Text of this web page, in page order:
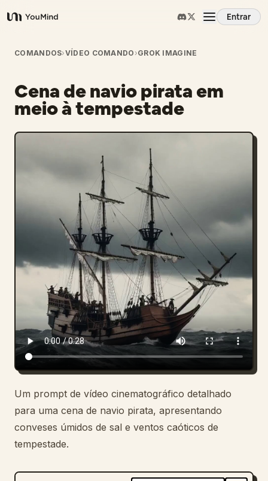
YouMind
Entrar
Visão Geral
Casos de Uso
Habilidades
Prompts
Preços
Atualizações
COMANDOS›VÍDEO COMANDO ›GROK IMAGINE
Cena de navio pirata em
meio à tempestade
Um prompt de vídeo cinematográfico detalhado
para uma cena de navio pirata, apresentando
conveses úmidos de sal e ventos caóticos de
tempestade.